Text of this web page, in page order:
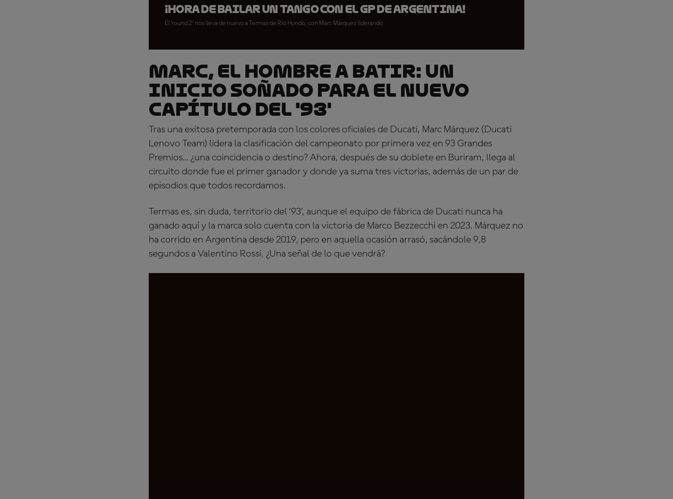
¡Hora de bailar un tango con el GP de Argentina!
El 'round 2' nos lleva de nuevo a Termas de Río Hondo, con Marc Márquez liderando
MARC, EL HOMBRE A BATIR: Un
inicio soñado para el nuevo
capítulo del '93'
Tras una exitosa pretemporada con los colores oficiales de Ducati, Marc Márquez (Ducati
Lenovo Team) lidera la clasificación del campeonato por primera vez en 93 Grandes
Premios… ¿una coincidencia o destino? Ahora, después de su doblete en Buriram, llega al
circuito donde fue el primer ganador y donde ya suma tres victorias, además de un par de
episodios que todos recordamos.
Termas es, sin duda, territorio del ‘93’, aunque el equipo de fábrica de Ducati nunca ha
ganado aquí y la marca solo cuenta con la victoria de Marco Bezzecchi en 2023. Márquez no
ha corrido en Argentina desde 2019, pero en aquella ocasión arrasó, sacándole 9,8
segundos a Valentino Rossi. ¿Una señal de lo que vendrá?